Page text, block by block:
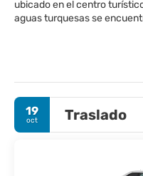
ubicado en el centro
aguas turquesas se
incluido. Además, cuenta
restaurante buffet,
19
oct Traslado